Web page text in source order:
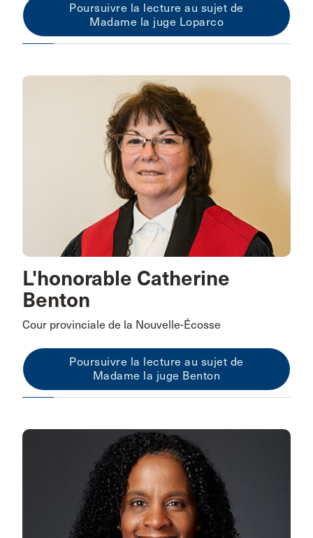
Poursuivre la lecture au sujet de
Madame la juge Loparco
L'honorable Catherine
Benton
Cour provinciale de la Nouvelle-Écosse
Poursuivre la lecture au sujet de
Madame la juge Benton